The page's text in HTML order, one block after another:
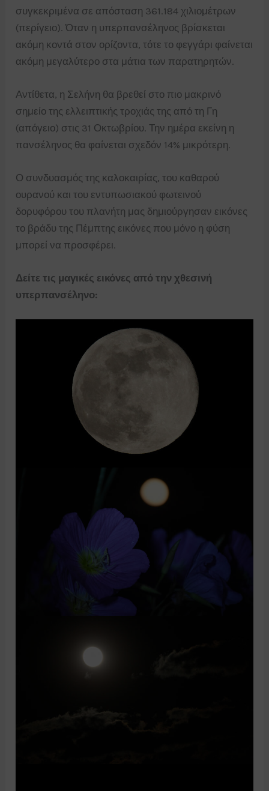
συγκεκριμένα σε απόσταση 361.184 χιλιομέτρων
(περίγειο). Όταν η υπερπανσέληνος βρίσκεται
ακόμη κοντά στον ορίζοντα, τότε το φεγγάρι φαίνεται
ακόμη μεγαλύτερο στα μάτια των παρατηρητών.
Αντίθετα, η Σελήνη θα βρεθεί στο πιο μακρινό
σημείο της ελλειπτικής τροχιάς της από τη Γη
(απόγειο) στις 31 Οκτωβρίου. Την ημέρα εκείνη η
πανσέληνος θα φαίνεται σχεδόν 14% μικρότερη.
Ο συνδυασμός της καλοκαιρίας, του καθαρού
ουρανού και του εντυπωσιακού φωτεινού
δορυφόρου του πλανήτη μας δημιούργησαν εικόνες
το βράδυ της Πέμπτης εικόνες που μόνο η φύση
μπορεί να προσφέρει.
Δείτε τις μαγικές εικόνες από την χθεσινή
υπερπανσέληνο: